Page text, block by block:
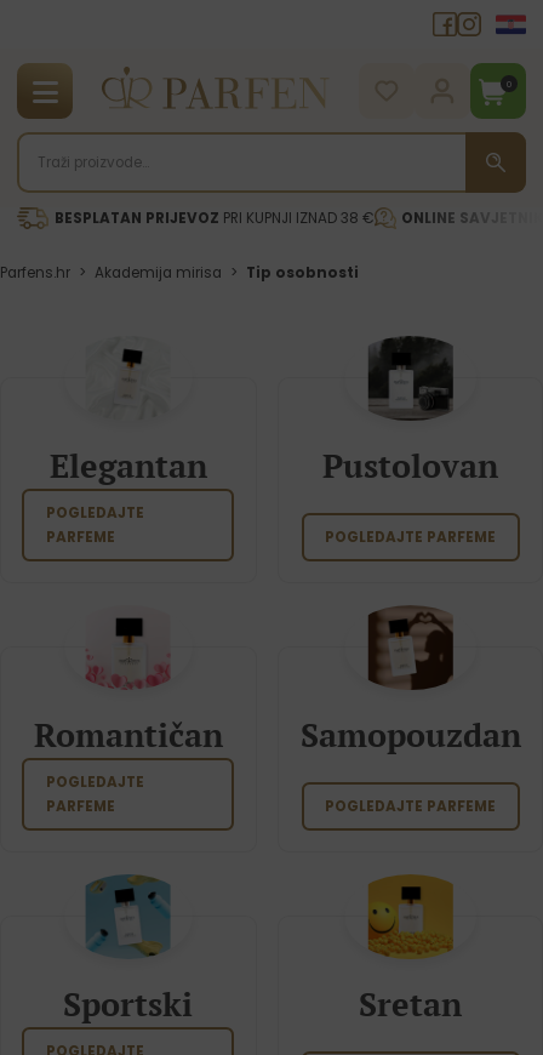
0
BESPLATAN PRIJEVOZ PRI KUPNJI IZNAD 38 € ONLINE
Parfens.hr > Akademija mirisa > Tip osobnosti
Elegantan
POGLEDAJTE
PARFEME
Pustolovan
POGLEDAJTE PARFEME
Romantičan
POGLEDAJTE
PARFEME
Samopouzdan
POGLEDAJTE PARFEME
Sportski Sretan